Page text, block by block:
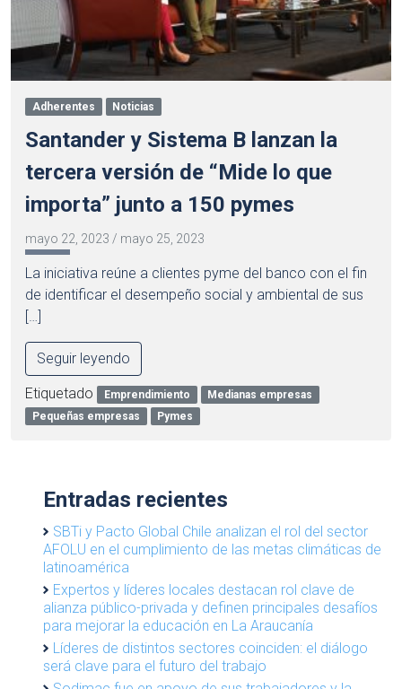
Adherentes Noticias
Santander y Sistema B lanzan la
tercera versión de “Mide lo que
importa” junto a 150 pymes
mayo 22, 2023 / mayo 25, 2023
La iniciativa reúne a clientes pyme del banco con el fin
de identificar el desempeño social y ambiental de sus
[…]
Seguir leyendo
Etiquetado Emprendimiento
Medianas empresas
Pequeñas empresas
Pymes
Entradas recientes
SBTi y Pacto Global Chile analizan el rol del sector
AFOLU en el cumplimiento de las metas climáticas de
latinoamérica
Expertos y líderes locales destacan rol clave de
alianza público-privada y definen principales desafíos
para mejorar la educación en La Araucanía
Líderes de distintos sectores coinciden: el diálogo
será clave para el futuro del trabajo